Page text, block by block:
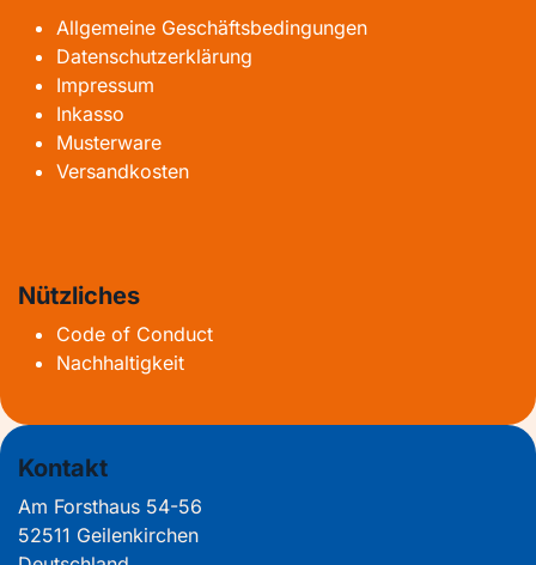
Allgemeine Geschäftsbedingungen
Datenschutzerklärung
Impressum
Inkasso
Musterware
Versandkosten
Nützliches
Code of Conduct
Nachhaltigkeit
Kontakt
Am Forsthaus 54-56
52511 Geilenkirchen